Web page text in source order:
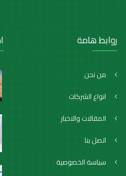
روابط هامة
من نحن
انواع الشركات
المقالات والاخبار
اتصل بنا
سياسة الخصوصية